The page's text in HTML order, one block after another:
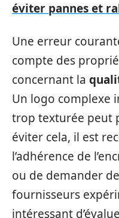
éviter pannes et
Une erreur
compte des
concernant la
Un logo complexe
trop texturée peut
éviter cela, il est
l’adhérence de
ou de demander
fournisseurs
intéressant